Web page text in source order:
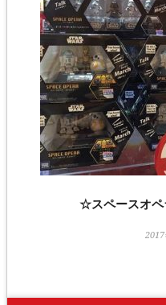
☆スペースオ